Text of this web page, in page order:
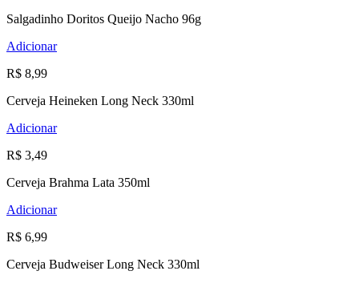
Salgadinho Doritos Queijo Nacho 96g
Adicionar
R$ 8,99
Cerveja Heineken Long Neck 330ml
Adicionar
R$ 3,49
Cerveja Brahma Lata 350ml
Adicionar
R$ 6,99
Cerveja Budweiser Long Neck 330ml